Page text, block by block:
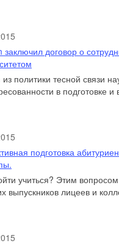
заключил договор о
политики тесной связи
в подготовке
подготовка
учиться? Этим
выпускников лицеев и